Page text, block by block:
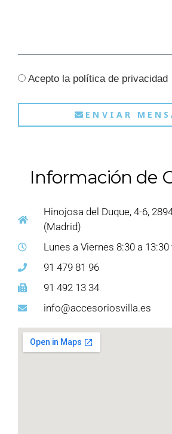
Acepto la política de privacidad
ENVIAR
Información de
Hinojosa del Duque, 4-6,
(Madrid)
Lunes a Viernes 8:30 a 13:30
91 479 81 96
91 492 13 34
info@accesoriosvilla.es